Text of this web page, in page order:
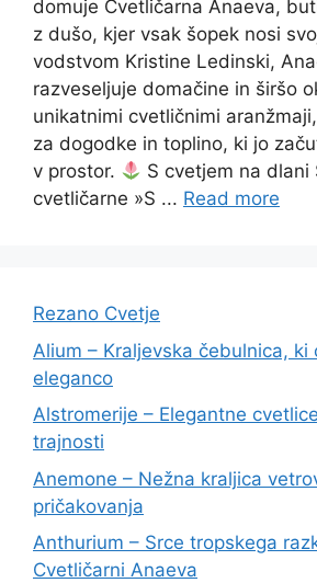
domuje Cvetličarna Anaeva,
z dušo, kjer vsak šopek nosi
vodstvom Kristine Ledinski,
razveseljuje domačine in širšo
unikatnimi cvetličnimi
za dogodke in toplino, ki jo
v prostor.
S cvetjem na dlani
cvetličarne »S ... Read more
Rezano Cvetje
Alium – Kraljevska čebulnica, ki
eleganco
Alstromerije – Elegantne
trajnosti
Anemone – Nežna kraljica
pričakovanja
Anthurium – Srce tropskega
Cvetličarni Anaeva